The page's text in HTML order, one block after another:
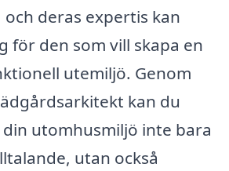
deras expertis kan
för den som vill skapa en
utemiljö. Genom
kan du
utomhusmiljö inte bara
utan också